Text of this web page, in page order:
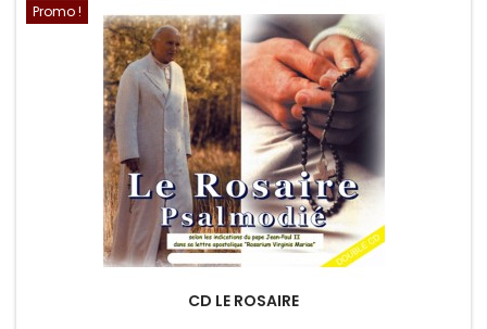
Promo !
CD LE ROSAIRE